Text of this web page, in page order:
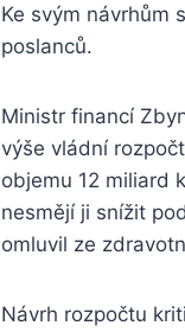
Ke svým návrhům
poslanců.
Ministr financí
výše vládní
objemu 12 miliard
nesmějí ji snížit
omluvil ze
Návrh rozpočtu